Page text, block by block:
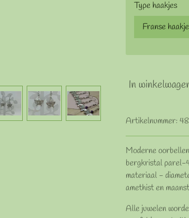
Type haakjes
In
Artikelnummer:
Moderne
bergkristal parel-
materiaal -
amethist en
Alle juwelen